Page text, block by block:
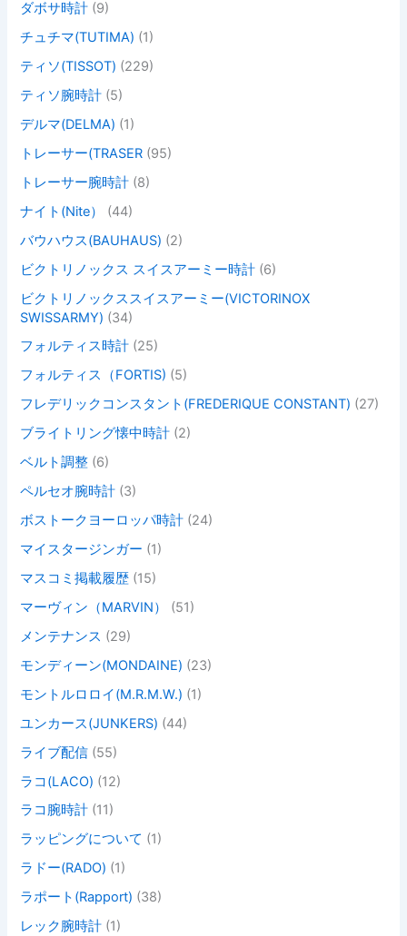
ダボサ時計 (9)
チュチマ(TUTIMA) (1)
ティソ(TISSOT) (229)
ティソ腕時計 (5)
デルマ(DELMA) (1)
トレーサー(TRASER (95)
トレーサー腕時計 (8)
ナイト(Nite）
(44)
バウハウス(BAUHAUS) (2)
ビクトリノックス スイスアーミー時計 (6)
ビクトリノックススイスアーミー(VICTORINOX
SWISSARMY) (34)
フォルティス時計 (25)
フォルティス（FORTIS) (5)
フレデリックコンスタント(FREDERIQUE CONSTANT) (27)
ブライトリング懐中時計 (2)
ベルト調整 (6)
ペルセオ腕時計 (3)
ボストークヨーロッパ時計 (24)
マイスタージンガー (1)
マスコミ掲載履歴 (15)
マーヴィン（MARVIN）
(51)
メンテナンス (29)
モンディーン(MONDAINE) (23)
モントルロロイ(M.R.M.W.) (1)
ユンカース(JUNKERS) (44)
ライブ配信 (55)
ラコ(LACO) (12)
ラコ腕時計 (11)
ラッピングについて (1)
ラドー(RADO) (1)
ラポート(Rapport) (38)
レック腕時計 (1)